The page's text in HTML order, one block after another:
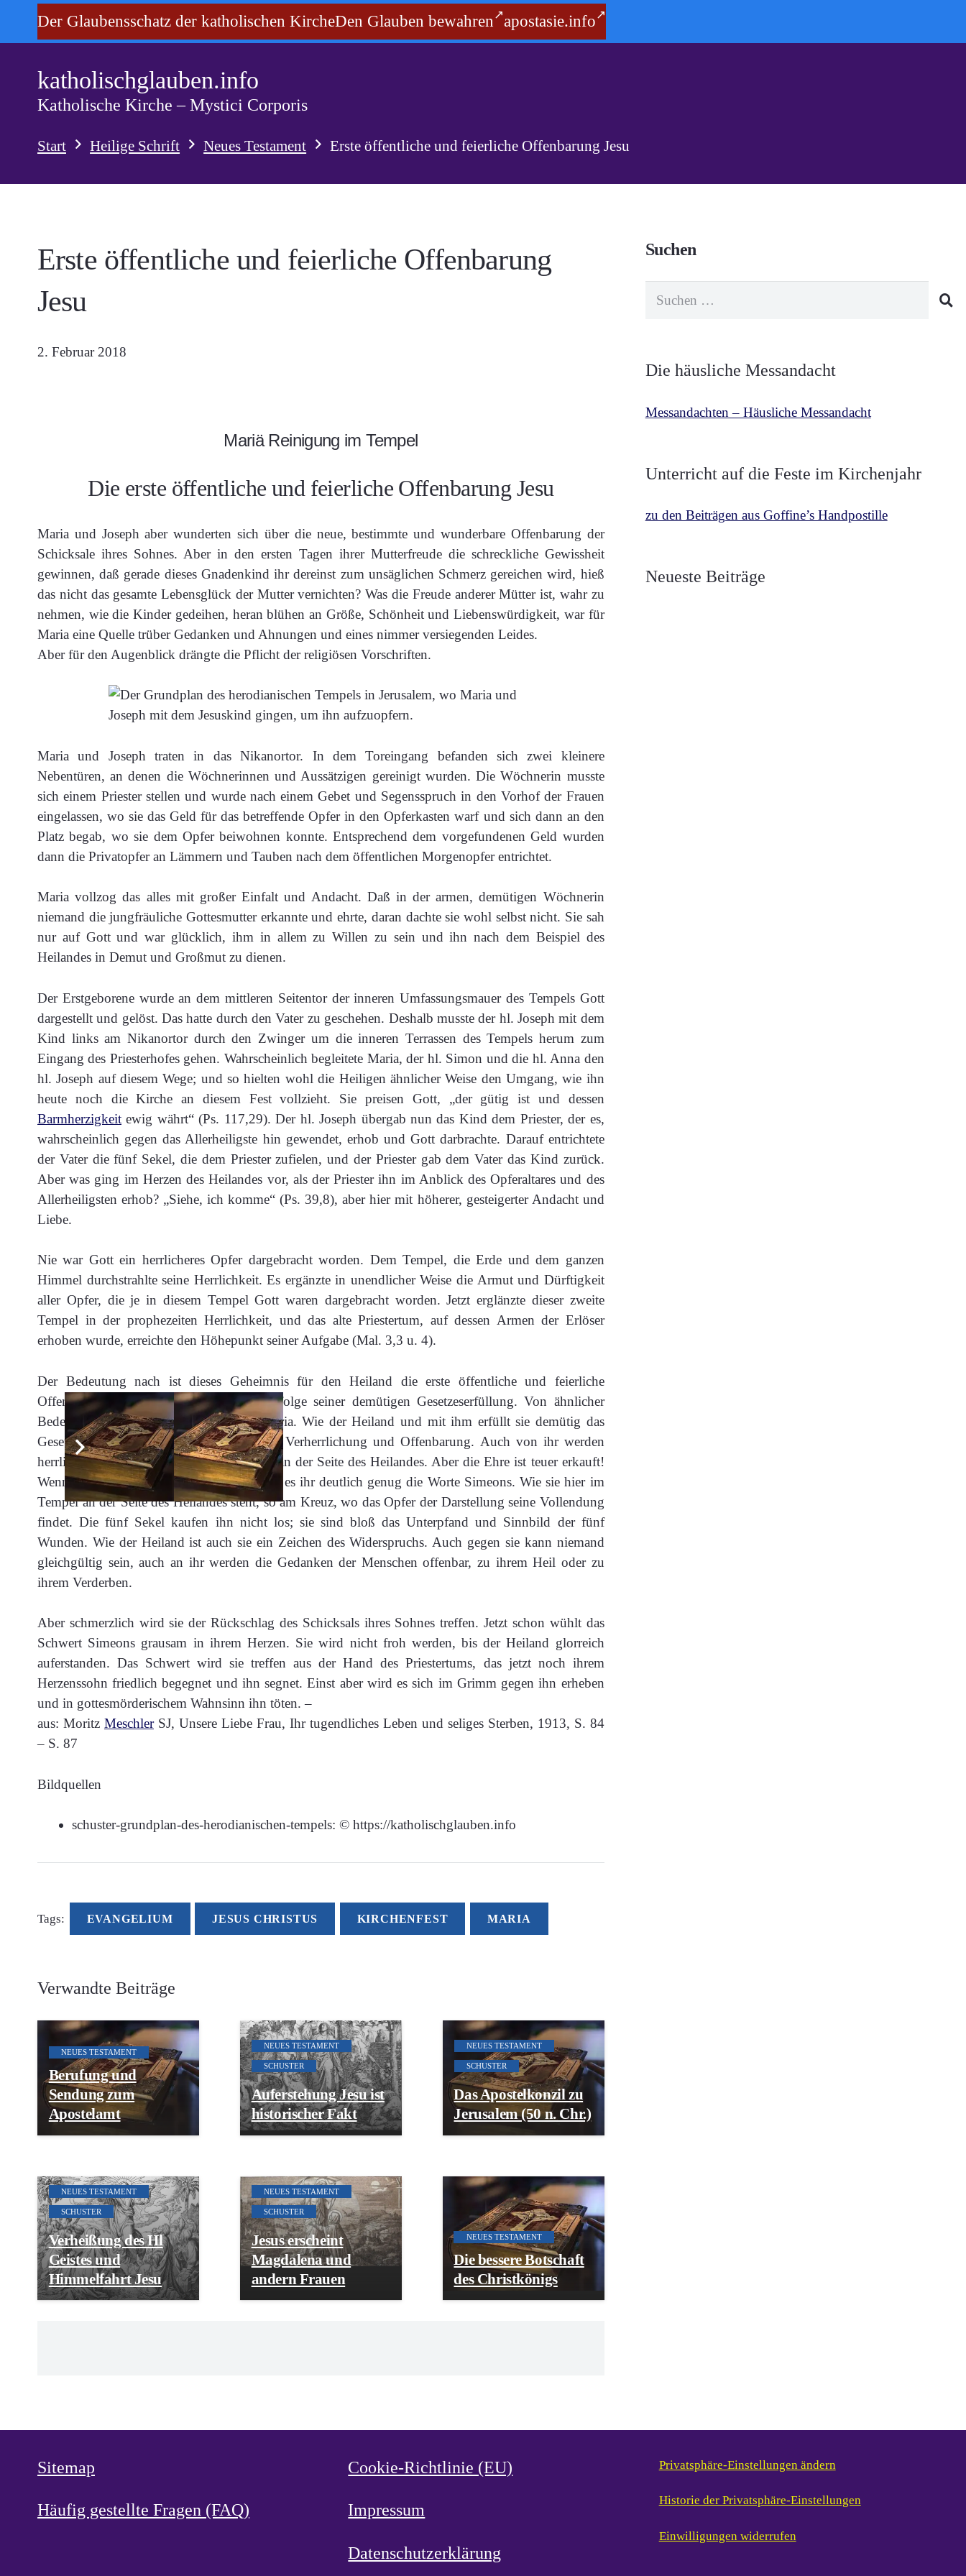
Der Glaubensschatz der katholischen KircheDen Glauben bewahren apostasie.info
katholischglauben.info
Katholische Kirche – Mystici Corporis
Start Heilige Schrift Neues Testament Erste öffentliche und feierliche Offenbarung Jesu
Erste öffentliche und feierliche Offenbarung
Jesu
2. Februar 2018
Mariä Reinigung im Tempel
Die erste öffentliche und feierliche Offenbarung Jesu
Maria und Joseph aber wunderten sich über die neue, bestimmte und wunderbare Offenbarung der
Schicksale ihres Sohnes. Aber in den ersten Tagen ihrer Mutterfreude die schreckliche Gewissheit
gewinnen, daß gerade dieses Gnadenkind ihr dereinst zum unsäglichen Schmerz gereichen wird, hieß
das nicht das gesamte Lebensglück der Mutter vernichten? Was die Freude anderer Mütter ist, wahr zu
nehmen, wie die Kinder gedeihen, heran blühen an Größe, Schönheit und Liebenswürdigkeit, war für
Maria eine Quelle trüber Gedanken und Ahnungen und eines nimmer versiegenden Leides.
Aber für den Augenblick drängte die Pflicht der religiösen Vorschriften.
Maria und Joseph traten in das Nikanortor. In dem Toreingang befanden sich zwei kleinere
Nebentüren, an denen die Wöchnerinnen und Aussätzigen gereinigt wurden. Die Wöchnerin musste
sich einem Priester stellen und wurde nach einem Gebet und Segensspruch in den Vorhof der Frauen
eingelassen, wo sie das Geld für das betreffende Opfer in den Opferkasten warf und sich dann an den
Platz begab, wo sie dem Opfer beiwohnen konnte. Entsprechend dem vorgefundenen Geld wurden
dann die Privatopfer an Lämmern und Tauben nach dem öffentlichen Morgenopfer entrichtet.
Maria vollzog das alles mit großer Einfalt und Andacht. Daß in der armen, demütigen Wöchnerin
niemand die jungfräuliche Gottesmutter erkannte und ehrte, daran dachte sie wohl selbst nicht. Sie sah
nur auf Gott und war glücklich, ihm in allem zu Willen zu sein und ihn nach dem Beispiel des
Heilandes in Demut und Großmut zu dienen.
Der Erstgeborene wurde an dem mittleren Seitentor der inneren Umfassungsmauer des Tempels Gott
dargestellt und gelöst. Das hatte durch den Vater zu geschehen. Deshalb musste der hl. Joseph mit dem
Kind links am Nikanortor durch den Zwinger um die inneren Terrassen des Tempels herum zum
Eingang des Priesterhofes gehen. Wahrscheinlich begleitete Maria, der hl. Simon und die hl. Anna den
hl. Joseph auf diesem Wege; und so hielten wohl die Heiligen ähnlicher Weise den Umgang, wie ihn
heute noch die Kirche an diesem Fest vollzieht. Sie preisen Gott, „der gütig ist und dessen
Barmherzigkeit ewig währt“ (Ps. 117,29). Der hl. Joseph übergab nun das Kind dem Priester, der es,
wahrscheinlich gegen das Allerheiligste hin gewendet, erhob und Gott darbrachte. Darauf entrichtete
der Vater die fünf Sekel, die dem Priester zufielen, und der Priester gab dem Vater das Kind zurück.
Aber was ging im Herzen des Heilandes vor, als der Priester ihn im Anblick des Opferaltares und des
Allerheiligsten erhob? „Siehe, ich komme“ (Ps. 39,8), aber hier mit höherer, gesteigerter Andacht und
Liebe.
Nie war Gott ein herrlicheres Opfer dargebracht worden. Dem Tempel, die Erde und dem ganzen
Himmel durchstrahlte seine Herrlichkeit. Es ergänzte in unendlicher Weise die Armut und Dürftigkeit
aller Opfer, die je in diesem Tempel Gott waren dargebracht worden. Jetzt erglänzte dieser zweite
Tempel in der prophezeiten Herrlichkeit, und das alte Priestertum, auf dessen Armen der Erlöser
erhoben wurde, erreichte den Höhepunkt seiner Aufgabe (Mal. 3,3 u. 4).
Der Bedeutung nach ist dieses Geheimnis für den Heiland die erste öffentliche und feierliche
Offenbarung vor demVolk, und zwar infolge seiner demütigen Gesetzeserfüllung. Von ähnlicher
Bedeutung ist das Geheimnis auch für Maria. Wie der Heiland und mit ihm erfüllt sie demütig das
Gesetz, und so nimmt sie auch teil an der Verherrlichung und Offenbarung. Auch von ihr werden
herrliche Dinge geoffenbart. Überall ist sie an der Seite des Heilandes. Aber die Ehre ist teuer erkauft!
Wenn sie es nicht selbst erkannte, so sagten es ihr deutlich genug die Worte Simeons. Wie sie hier im
Tempel an der Seite des Heilandes steht, so am Kreuz, wo das Opfer der Darstellung seine Vollendung
findet. Die fünf Sekel kaufen ihn nicht los; sie sind bloß das Unterpfand und Sinnbild der fünf
Wunden. Wie der Heiland ist auch sie ein Zeichen des Widerspruchs. Auch gegen sie kann niemand
gleichgültig sein, auch an ihr werden die Gedanken der Menschen offenbar, zu ihrem Heil oder zu
ihrem Verderben.
Aber schmerzlich wird sie der Rückschlag des Schicksals ihres Sohnes treffen. Jetzt schon wühlt das
Schwert Simeons grausam in ihrem Herzen. Sie wird nicht froh werden, bis der Heiland glorreich
auferstanden. Das Schwert wird sie treffen aus der Hand des Priestertums, das jetzt noch ihrem
Herzenssohn friedlich begegnet und ihn segnet. Einst aber wird es sich im Grimm gegen ihn erheben
und in gottesmörderischem Wahnsinn ihn töten. –
aus: Moritz MeschlerSJ, Unsere Liebe Frau, Ihr tugendliches Leben und seliges Sterben, 1913, S. 84
– S. 87
Bildquellen
schuster-grundplan-des-herodianischen-tempels: © https://katholischglauben.info
Tags: EVANGELIUM JESUS CHRISTUS KIRCHENFEST MARIA
Verwandte Beiträge
NEUES TESTAMENT
Berufung und
Sendung zum
Apostelamt
NEUES TESTAMENT
SCHUSTER
Auferstehung Jesu ist
historischer Fakt
NEUES TESTAMENT
SCHUSTER
Das Apostelkonzil zu
Jerusalem (50 n. Chr.)
NEUES TESTAMENT
SCHUSTER
Verheißung des Hl
Geistes und
Himmelfahrt Jesu
NEUES TESTAMENT
SCHUSTER
Jesus erscheint
Magdalena und
andern Frauen
NEUES TESTAMENT
Die bessere Botschaft
des Christkönigs
Suchen
Die häusliche Messandacht
Messandachten – Häusliche Messandacht
Unterricht auf die Feste im Kirchenjahr
zu den Beiträgen aus Goffine’s Handpostille
Neueste Beiträge
Über die zwei Fahnen
BETRACHTUNGEN,MESCHLER
Sitemap
Häufig gestellte Fragen (FAQ)
Cookie-Richtlinie (EU)
Impressum
Datenschutzerklärung
Privatsphäre-Einstellungen ändern
Historie der Privatsphäre-Einstellungen
Einwilligungen widerrufen